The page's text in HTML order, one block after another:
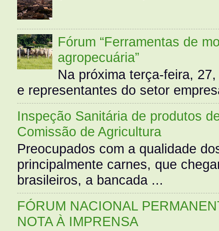
Fórum “Ferramentas de
agropecuária”
Na próxima terça-feira,
e representantes do setor
Inspeção Sanitária de produtos
Comissão de Agricultura
Preocupados com a qualidade
principalmente carnes, que
brasileiros, a bancada ...
FÓRUM NACIONAL
NOTA À IMPRENSA